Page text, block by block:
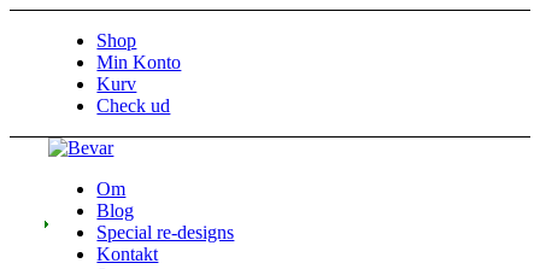
Shop
Min Konto
Kurv
Check ud
Om
Blog
Special re-designs
Kontakt